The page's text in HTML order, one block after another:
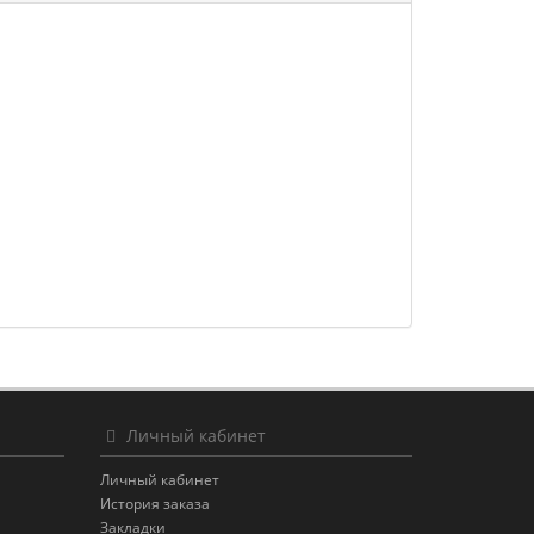
Личный кабинет
Личный кабинет
История заказа
Закладки